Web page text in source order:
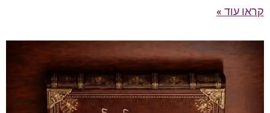
קראו עוד »